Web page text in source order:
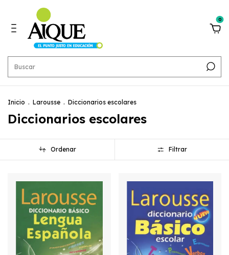
0
Inicio . Larousse . Diccionarios escolares
Diccionarios escolares
Ordenar Filtrar